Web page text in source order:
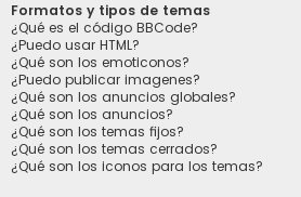
Formatos y tipos de temas
¿Qué es el código BBCode?
¿Puedo usar HTML?
¿Qué son los emoticonos?
¿Puedo publicar imagenes?
¿Qué son los anuncios globales?
¿Qué son los anuncios?
¿Qué son los temas fijos?
¿Qué son los temas cerrados?
¿Qué son los iconos para los temas?